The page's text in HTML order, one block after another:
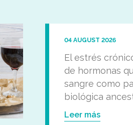
04 AUGUST 2026
El estrés
de hormonas
sangre como
biológica
Leer más